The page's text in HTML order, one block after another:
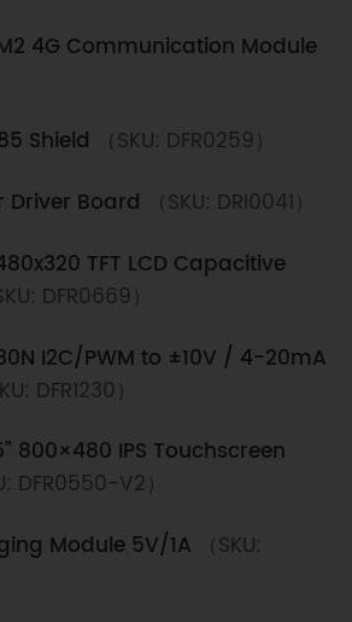
4G Communication Module
Shield
（SKU: DFR0259）
Driver Board
（SKU: DRI0041）
TFT LCD Capacitive
DFR0669）
I2C/PWM to ±10V / 4-20mA
DFR1230）
800×480 IPS Touchscreen
DFR0550-V2）
Module 5V/1A
（SKU: